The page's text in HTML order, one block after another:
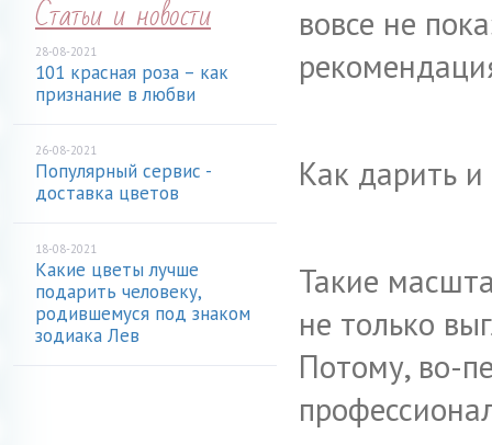
Статьи и новости
28-08-2021
101 красная роза – как
признание в любви
26-08-2021
Популярный сервис -
доставка цветов
18-08-2021
Какие цветы лучше
подарить человеку,
родившемуся под знаком
зодиака Лев
вовсе не
Как дарить и
Такие
не только
Потому, во-